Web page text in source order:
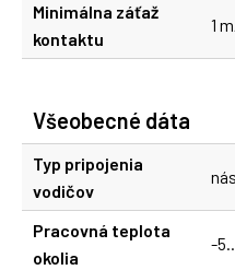
Minimálna záťaž
kontaktu
1
Všeobecné dáta
Typ pripojenia
vodičov
Pracovná teplota
okolia
-